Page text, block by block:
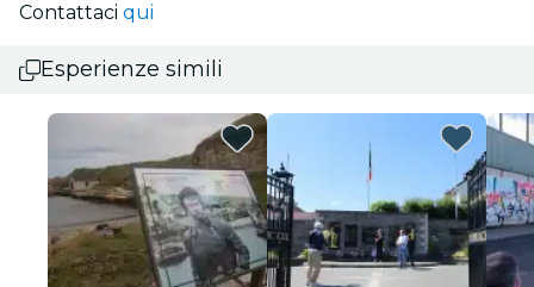
Contattaci qui
Esperienze simili